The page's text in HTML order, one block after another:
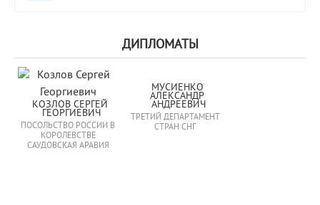
ДИПЛОМАТЫ
КОЗЛОВ СЕРГЕЙ
ГЕОРГИЕВИЧ
ПОСОЛЬСТВО РОССИИ В
КОРОЛЕВСТВЕ
САУДОВСКАЯ АРАВИЯ
МУСИЕНКО
АЛЕКСАНДР
АНДРЕЕВИЧ
ТРЕТИЙ ДЕПАРТАМЕНТ
СТРАН СНГ